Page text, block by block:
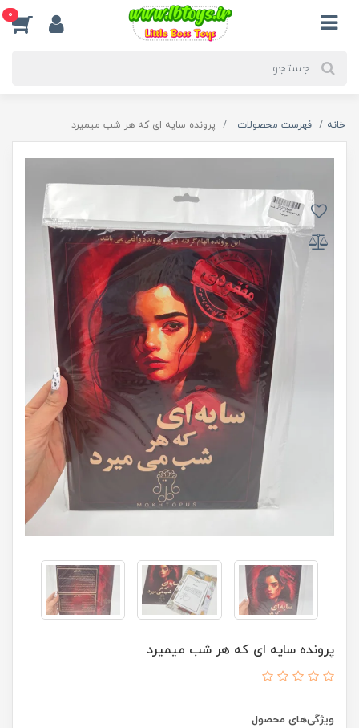
0
خانه فهرست محصولات پرونده سایه ای که هر شب میمیرد
پرونده سایه ای که هر شب میمیرد
ویژگی‌های محصول